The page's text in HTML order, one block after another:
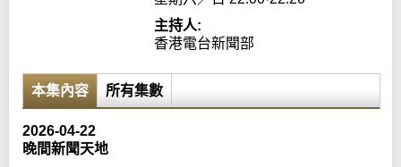
主持人:
香港電台新聞部
本集內容 所有集數
2026-04-22
晚間新聞天地